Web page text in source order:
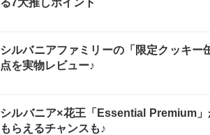
る7大推しポイント
シルバニアファミリーの「限定クッキ
点を実物レビュー♪
シルバニア×花王「Essential Premium
もらえるチャンスも♪